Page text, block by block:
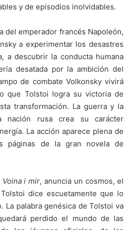
y de episodios inolvidables.
del emperador francés Napoleón,
a experimentar los desastres
a descubrir la conducta humana
desatada por la ambición del
de combate Volkonsky vivirá
que Tolstoi logra su victoria de
transformación. La guerra y la
nación rusa crea su carácter
La acción aparece plena de
páginas de la gran novela de
Voina i mir, anuncia un cosmos, el
dice escuetamente que lo
La palabra genésica de Tolstoi va
perdido el mundo de las